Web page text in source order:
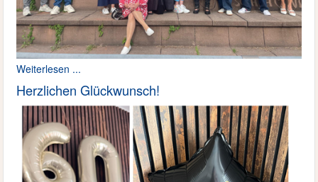
Weiterlesen ...
Herzlichen Glückwunsch!